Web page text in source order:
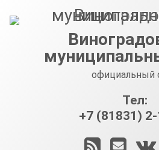
официальный
Тел:
+7 (81831)
RSSE-mail